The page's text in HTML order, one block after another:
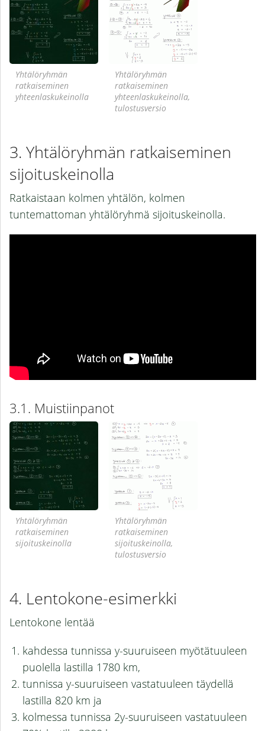
Yhtälöryhmän
ratkaiseminen
yhteenlaskukeinolla
Yhtälöryhmän
ratkaiseminen
yhteenlaskukeinolla,
tulostusversio
Yhtälöryhmän ratkaiseminen
sijoituskeinolla
Ratkaistaan kolmen yhtälön, kolmen
tuntemattoman yhtälöryhmä sijoituskeinolla.
Muistiinpanot
Yhtälöryhmän
ratkaiseminen
sijoituskeinolla
Yhtälöryhmän
ratkaiseminen
sijoituskeinolla,
tulostusversio
Lentokone-esimerkki
Lentokone lentää
kahdessa tunnissa y-suuruiseen myötätuuleen
puolella lastilla 1780 km,
tunnissa y-suuruiseen vastatuuleen täydellä
lastilla 820 km ja
kolmessa tunnissa 2y-suuruiseen vastatuuleen